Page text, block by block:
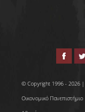
© Copyright 1996 - 2026 |
Οικονομικό Πανεπιστήμιο